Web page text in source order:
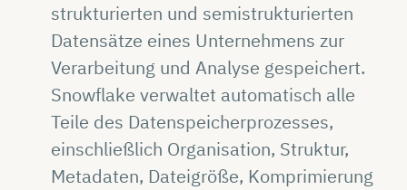
strukturierten und semistrukturierten
Datensätze eines Unternehmens zur
Verarbeitung und Analyse gespeichert.
Snowflake verwaltet automatisch alle
Teile des Datenspeicherprozesses,
einschließlich Organisation, Struktur,
Metadaten, Dateigröße, Komprimierung